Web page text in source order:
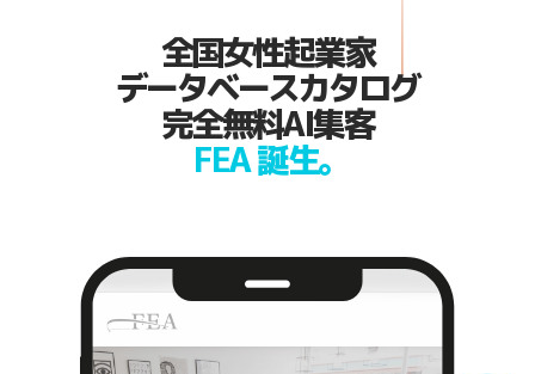
全国女性起業家
データベースカタログ
完全無料AI集客
FEA 誕生。